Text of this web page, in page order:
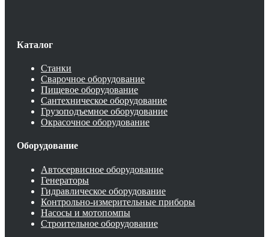
Каталог
Станки
Сварочное оборудование
Пищевое оборудование
Сантехническое оборудование
Грузоподъемное оборудование
Окрасочное оборудование
Оборудование
Автосервисное оборудование
Генераторы
Гидравлическое оборудование
Контрольно-измерительные приборы
Насосы и мотопомпы
Строительное оборудование